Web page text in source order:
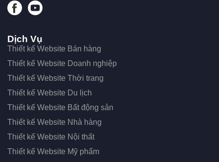
Dịch Vụ
Thiết kế Website Bán hàng
Thiết kế Website Doanh nghiệp
Thiết kế Website Thời trang
Thiết kế Website Du lịch
Thiết kế Website Bất động sản
Thiết kế Website Nhà hàng
Thiết kế Website Nội thất
Thiết kế Website Mỹ phẩm